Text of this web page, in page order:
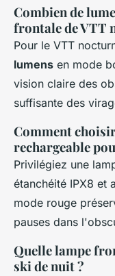
Combien de
frontale de VTT
Pour le VTT
lumens en mode
vision claire des
suffisante des
Comment
rechargeable
Privilégiez une
étanchéité IPX8 et
mode rouge
pauses dans
Quelle lampe
ski de nuit ?